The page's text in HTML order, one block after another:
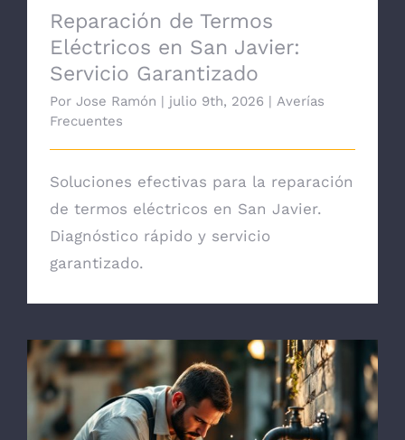
Reparación de Termos
Eléctricos en San Javier:
Servicio Garantizado
Por Jose Ramón | julio 9th, 2026 | Averías
Frecuentes
Soluciones efectivas para la reparación
de termos eléctricos en San Javier.
Diagnóstico rápido y servicio
garantizado.